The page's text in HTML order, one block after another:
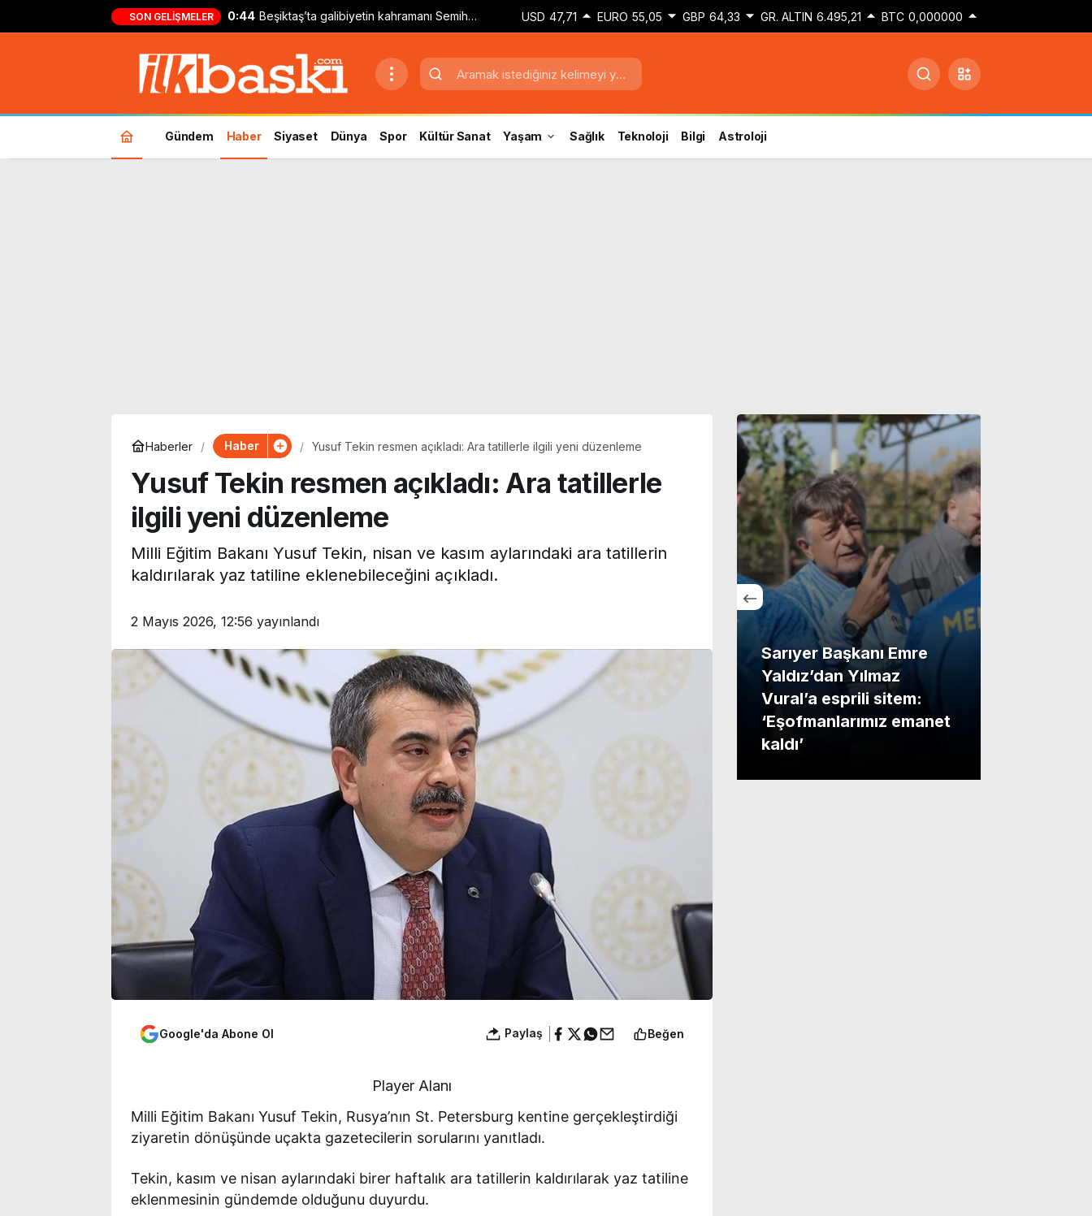
SON GELIŞMELER 0:44 Beşiktaş’ta galibiyetin kahramanı Semih USD 47,71 EURO 55,05 GBP 64,33 GR. ALTIN 6.495,21 BTC 0,000000
Gündem Haber Siyaset Dünya Spor Kültür Sanat Yaşam Sağlık Teknoloji Bilgi Astroloji
Haberler Haber Yusuf Tekin resmen açıkladı: Ara tatillerle ilgili yeni düzenleme
Yusuf Tekin resmen açıkladı: Ara tatillerle
ilgili yeni düzenleme
Milli Eğitim Bakanı Yusuf Tekin, nisan ve kasım aylarındaki ara tatillerin
kaldırılarak yaz tatiline eklenebileceğini açıkladı.
2 Mayıs 2026, 12:56 yayınlandı
Google'da Abone Ol Paylaş Beğen
Player Alanı
Milli Eğitim Bakanı Yusuf Tekin, Rusya’nın St. Petersburg kentine gerçekleştirdiği
ziyaretin dönüşünde uçakta gazetecilerin sorularını yanıtladı.
Tekin, kasım ve nisan aylarındaki birer haftalık ara tatillerin kaldırılarak yaz tatiline
eklenmesinin gündemde olduğunu duyurdu.
komedi, dram ve
6 yeni film
Uzmanı uyardı:
Akdeniz’de mikroplastik
yoğunluğu artıyor
Türkan Şoray eski eşi
Cihan Ünal’a kayıtsız
kalmadı: ‘Bu ne
yakışıklılık’
Sarıyer Başkanı Emre
Yaldız’dan Yılmaz
Vural’a esprili sitem:
‘Eşofmanlarımız emanet
kaldı’